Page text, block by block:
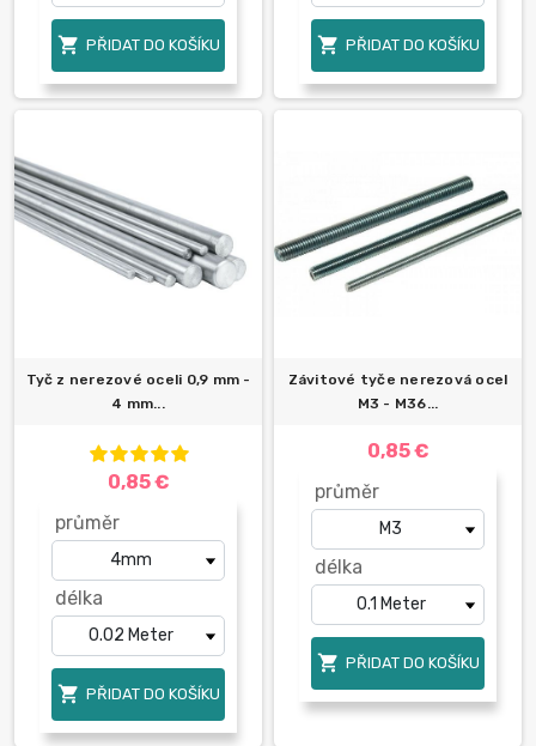
 PŘIDAT DO KOŠÍKU  PŘIDAT DO KOŠÍKU
Tyč z nerezové oceli 0,9 mm -
4 mm...
0,85 €
průměr
délka
 PŘIDAT DO KOŠÍKU
Závitové tyče nerezová ocel
M3 - M36...
0,85 €
průměr
délka
 PŘIDAT DO KOŠÍKU